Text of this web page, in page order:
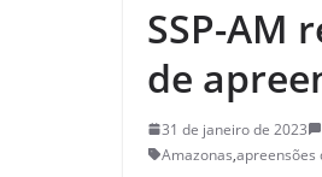
SSP-AM
de
31 de janeiro de 2023
Amazonas,apreensões